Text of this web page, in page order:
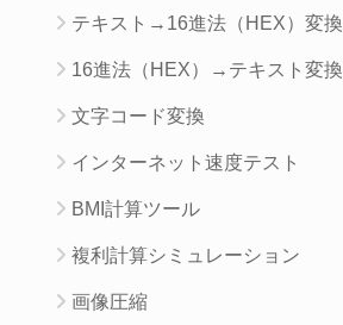
テキスト→16進法（HEX）変換
16進法（HEX）→テキスト変換
文字コード変換
インターネット速度テスト
BMI計算ツール
複利計算シミュレーション
画像圧縮